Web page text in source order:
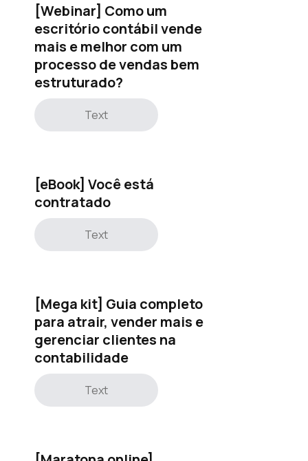
[Webinar] Como um
escritório contábil vende
mais e melhor com um
processo de vendas bem
estruturado?
Text
[eBook] Você está
contratado
Text
[Mega kit] Guia completo
para atrair, vender mais e
gerenciar clientes na
contabilidade
Text